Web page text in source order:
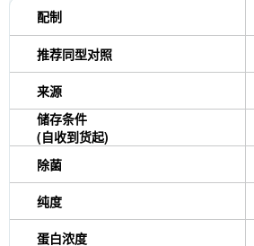
配制
推荐同型对照
来源
储存条件
(自收到货起)
除菌
纯度
蛋白浓度